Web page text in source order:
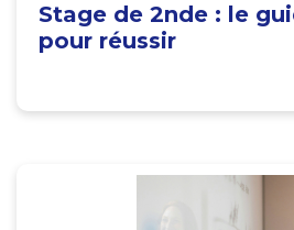
Stage de 2nde : le
pour réussir